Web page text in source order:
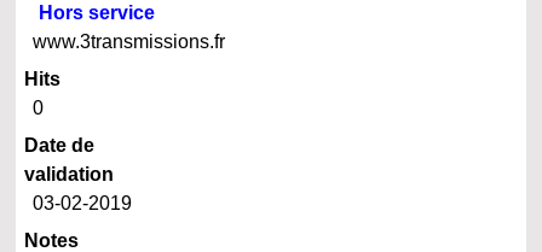
Hors service
www.3transmissions.fr
Hits
0
Date de
validation
03-02-2019
Notes